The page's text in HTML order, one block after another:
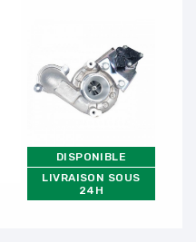
DISPONIBLE
LIVRAISON SOUS
24H